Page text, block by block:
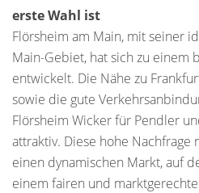
erste Wahl ist
Flörsheim am Main, mit seiner
Main-Gebiet, hat sich zu einem
entwickelt. Die Nähe zu
sowie die gute
Flörsheim Wicker für Pendler
attraktiv. Diese hohe
einen dynamischen Markt, auf
einem fairen und